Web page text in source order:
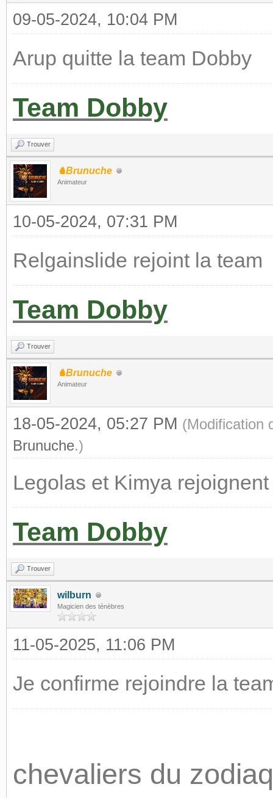
09-05-2024, 10:04 PM
Arup quitte la team Dobby
Team Dobby
Trouver
♞Brunuche
Animateur
10-05-2024, 07:31 PM
Relgainslide rejoint la team
Team Dobby
Trouver
♞Brunuche
Animateur
18-05-2024, 05:27 PM (Modification
Brunuche.)
Legolas et Kimya
Team Dobby
Trouver
wilburn
Magicien des ténèbres
11-05-2025, 11:06 PM
Je confirme rejoindre la
chevaliers du